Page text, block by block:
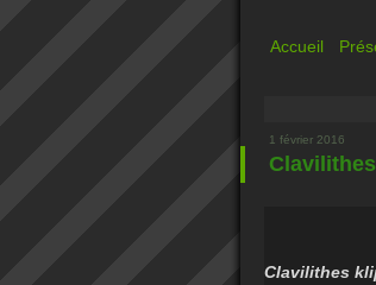
Accueil
1 février 2016
Clavilithes